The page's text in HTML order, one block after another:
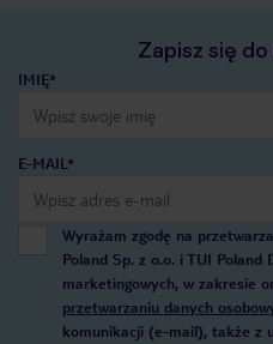
Zapisz się
IMIĘ*
E-MAIL*
Wyrażam zgodę na
Poland Sp. z o.o. i TUI
marketingowych, w zakresie
przetwarzaniu danych
komunikacji (e-mail), także z